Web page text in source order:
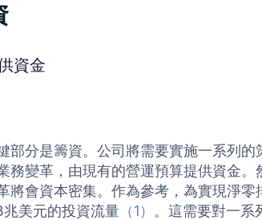
資金
部分是籌資。公司將需要實施一系列的
務變革，由現有的營運預算提供資金
將會資本密集。作為參考，為實現淨
美元的投資流量 （1） 。這需要對一系